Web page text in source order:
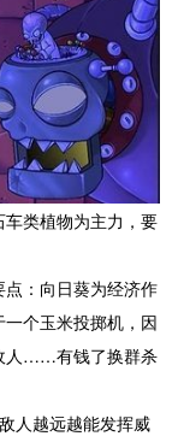
类植物为主力，要
：向日葵为经济作
个玉米投掷机，因
人……有钱了换群杀
人越远越能发挥威